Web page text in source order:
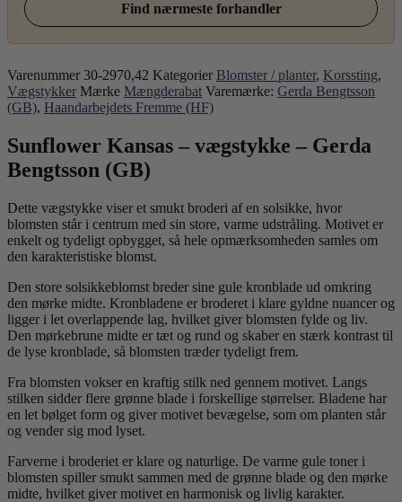
Find nærmeste forhandler
Varenummer 30-2970,42 Kategorier Blomster / planter, Korssting,
Vægstykker Mærke Mængderabat Varemærke: Gerda Bengtsson
(GB), Haandarbejdets Fremme (HF)
Sunflower Kansas – vægstykke – Gerda
Bengtsson (GB)
Dette vægstykke viser et smukt broderi af en solsikke, hvor
blomsten står i centrum med sin store, varme udstråling. Motivet er
enkelt og tydeligt opbygget, så hele opmærksomheden samles om
den karakteristiske blomst.
Den store solsikkeblomst breder sine gule kronblade ud omkring
den mørke midte. Kronbladene er broderet i klare gyldne nuancer og
ligger i let overlappende lag, hvilket giver blomsten fylde og liv.
Den mørkebrune midte er tæt og rund og skaber en stærk kontrast til
de lyse kronblade, så blomsten træder tydeligt frem.
Fra blomsten vokser en kraftig stilk ned gennem motivet. Langs
stilken sidder flere grønne blade i forskellige størrelser. Bladene har
en let bølget form og giver motivet bevægelse, som om planten står
og vender sig mod lyset.
Farverne i broderiet er klare og naturlige. De varme gule toner i
blomsten spiller smukt sammen med de grønne blade og den mørke
midte, hvilket giver motivet en harmonisk og livlig karakter.